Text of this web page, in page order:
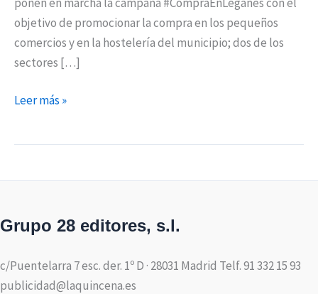
objetivo de promocionar la compra en los pequeños
comercios y en la hostelería del municipio; dos de los
sectores […]
Leer más »
Grupo 28 editores, s.l.
c/Puentelarra 7 esc. der. 1º D · 28031 Madrid Telf. 91 332 15 93
publicidad@laquincena.es